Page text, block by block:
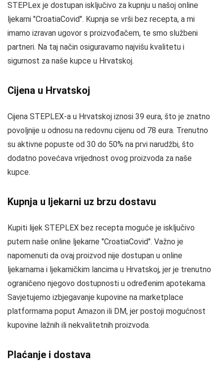
STEPLex je dostupan isključivo za kupnju u našoj online
ljekarni "CroatiaCovid". Kupnja se vrši bez recepta, a mi
imamo izravan ugovor s proizvođačem, te smo službeni
partneri. Na taj način osiguravamo najvišu kvalitetu i
sigurnost za naše kupce u Hrvatskoj.
Cijena u Hrvatskoj
Cijena STEPLEX-a u Hrvatskoj iznosi 39 eura, što je znatno
povoljnije u odnosu na redovnu cijenu od 78 eura. Trenutno
su aktivne popuste od 30 do 50% na prvi narudžbi, što
dodatno povećava vrijednost ovog proizvoda za naše
kupce.
Kupnja u ljekarni uz brzu dostavu
Kupiti lijek STEPLEX bez recepta moguće je isključivo
putem naše online ljekarne "CroatiaCovid". Važno je
napomenuti da ovaj proizvod nije dostupan u online
ljekarnama i ljekarničkim lancima u Hrvatskoj, jer je trenutno
ograničeno njegovo dostupnosti u određenim apotekama.
Savjetujemo izbjegavanje kupovine na marketplace
platformama poput Amazon ili DM, jer postoji mogućnost
kupovine lažnih ili nekvalitetnih proizvoda.
Plaćanje i dostava